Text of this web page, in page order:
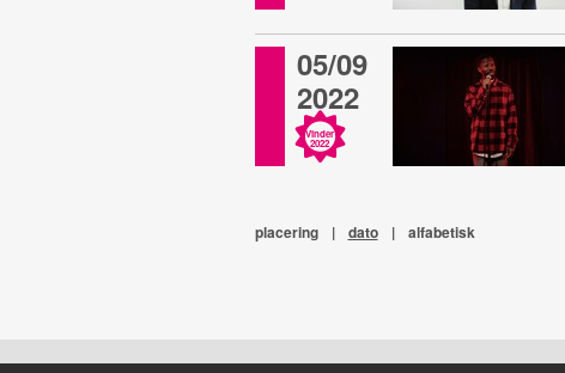
05/09
2022
Vinder
2022
placering | dato | alfabetisk